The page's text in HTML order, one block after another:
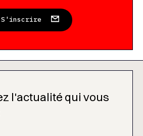
S'inscrire
l'actualité qui vous